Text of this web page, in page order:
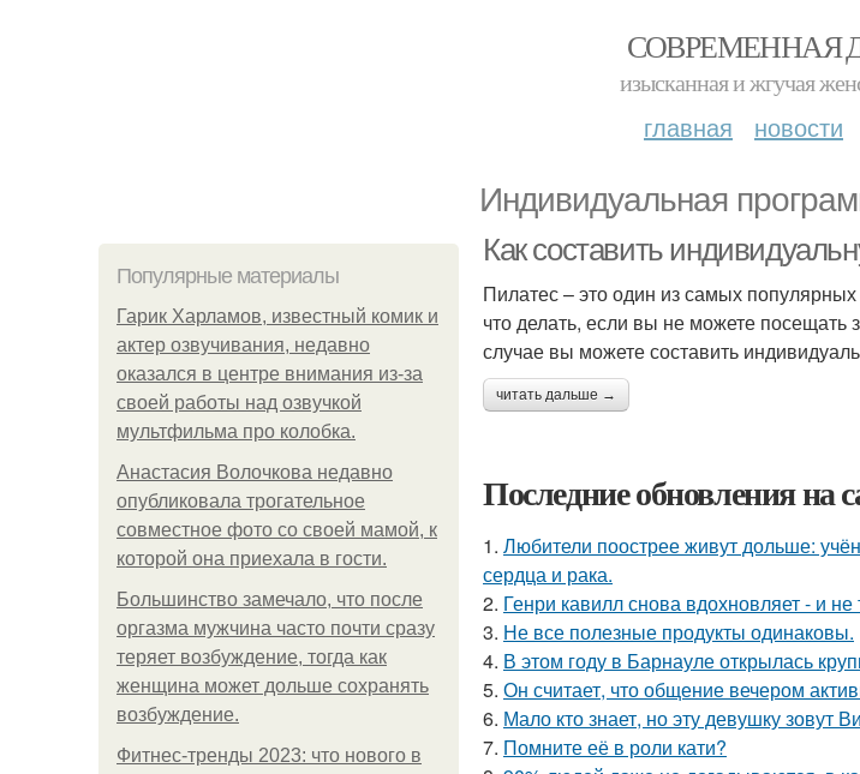
СОВРЕМЕННАЯ
изысканная и жгучая
главная новости
Индивидуальная
Популярные материалы
Гарик Харламов, известный комик и
актер озвучивания, недавно
оказался в центре внимания из-за
своей работы над озвучкой
мультфильма про колобка.
Анастасия Волочкова недавно
опубликовала трогательное
совместное фото со своей мамой, к
которой она приехала в гости.
Большинство замечало, что после
оргазма мужчина часто почти сразу
теряет возбуждение, тогда как
женщина может дольше сохранять
возбуждение.
Фитнес-тренды 2023: что нового в
Как составить
Пилатес – это один из самых
что делать, если вы не можете посещать
случае вы можете составить
читать дальше →
Последние обновления на
1. Любители поострее живут дольше:
сердца и рака.
2. Генри кавилл снова вдохновляет - и не
3. Не все полезные продукты одинаковы.
4. В этом году в Барнауле открылась
5. Он считает, что общение вечером
6. Мало кто знает, но эту девушку зовут
7. Помните её в роли кати?